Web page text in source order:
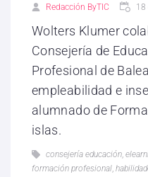
Redacción ByTIC 18
Wolters Klumer
Consejería de
Profesional de
empleabilidad e
alumnado de
islas.
consejería educación,
formación profesional,